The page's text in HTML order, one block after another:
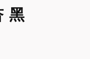
黑